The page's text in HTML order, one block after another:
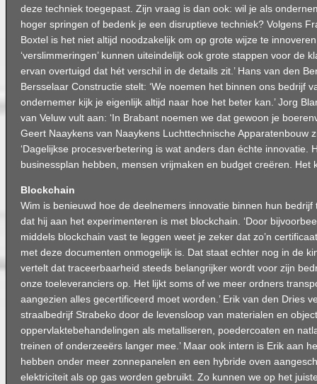
deze techniek toegepast. Zijn vraag is dan ook: wil je als
hoger springen of bedenk je een disruptieve techniek? Volgens
Boxtel is het niet altijd noodzakelijk om op grote wijze te
‘verslimmeringen’ kunnen uiteindelijk ook grote stappen voor de
ervan overtuigd dat hét verschil in de details zit.’ Hans van den
Bersselaar Constructie stelt: ‘We noemen het binnen ons bedrijf
ondernemer kijk je eigenlijk altijd naar hoe het beter kan.’ Jorg
van Veluw vult aan: ‘In Brabant noemen we dat gewoon je
Geert Naaykens van Naaykens Luchttechnische Apparatenbouw
‘Dagelijkse procesverbetering is wat anders dan échte innovatie.
businessplan hebben, mensen vrijmaken en budget creëren. Het
Blockchain
Wim is benieuwd hoe de deelnemers innovatie binnen hun bedrijf
dat hij aan het experimenteren is met blockchain. ‘Door
middels blockchain vast te leggen weet je zeker dat zo’n
met deze documenten onmogelijk is. Dat staat echter nog in de
vertelt dat traceerbaarheid steeds belangrijker wordt voor zijn
onze toeleveranciers op. Het lijkt soms of we meer ordners
aangezien alles gecertificeerd moet worden.’ Erik van den Dries
straalbedrijf Strabeko door de levensloop van materialen en
oppervlaktebehandelingen als metalliseren, poedercoaten en
treinen of onderzeeërs langer mee.’ Maar ook intern is Erik aan
hebben onder meer zonnepanelen en een hybride oven
elektriciteit als op gas worden gebruikt. Zo kunnen we op het